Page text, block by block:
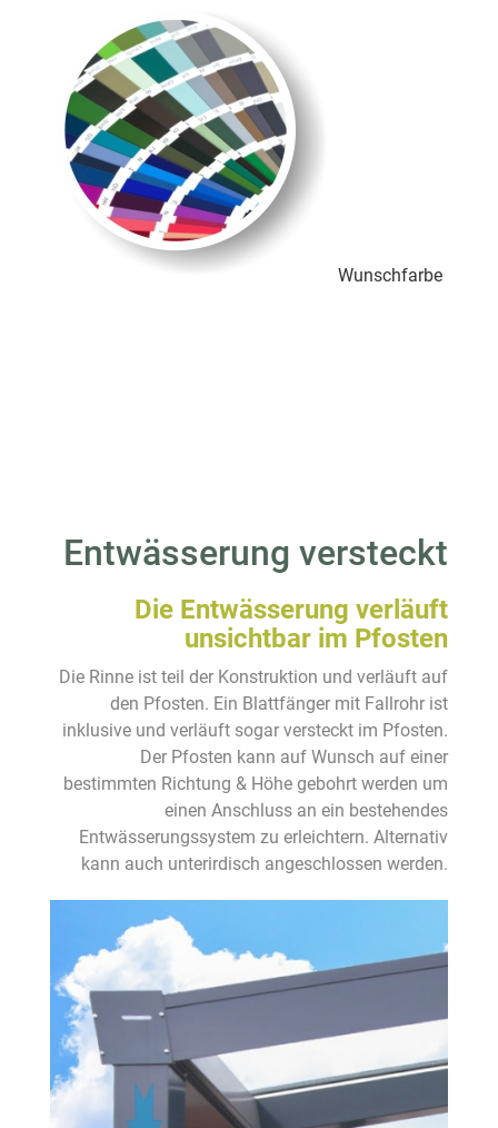
Wunschfarbe
Entwässerung versteckt
Die Entwässerung verläuft
unsichtbar im Pfosten
Die Rinne ist teil der Konstruktion und verläuft auf
den Pfosten. Ein Blattfänger mit Fallrohr ist
inklusive und verläuft sogar versteckt im Pfosten.
Der Pfosten kann auf Wunsch auf einer
bestimmten Richtung & Höhe gebohrt werden um
einen Anschluss an ein bestehendes
Entwässerungssystem zu erleichtern. Alternativ
kann auch unterirdisch angeschlossen werden.